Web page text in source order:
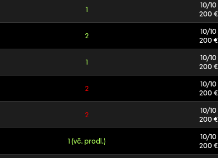
1
10/10
200 €
2
10/10
200 €
1
10/10
200 €
2
10/10
200 €
2
10/10
200 €
1 (vč. prodl.)
10/10
200 €